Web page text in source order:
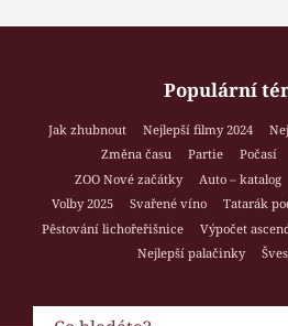
Populární
Jak zhubnout Nejlepší filmy 2024
Změna času
Partie Počasí
ZOO Nové začátky
Auto – katalog
Volby 2025
Svařené víno Tatarák
Pěstování lichořeřišnice
Výpočet
Nejlepší palačinky